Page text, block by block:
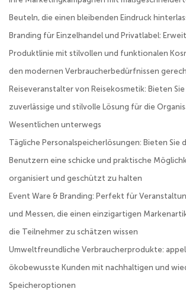
Beuteln, die einen bleibenden Eindruck
Branding für Einzelhandel und Privatlabel:
Produktlinie mit stilvollen und funktionalen
den modernen Verbraucherbedürfnissen
Reiseveranstalter von Reisekosmetik: Bieten
zuverlässige und stilvolle Lösung für die
Wesentlichen unterwegs
Tägliche Personalspeicherlösungen: Bieten Sie
Benutzern eine schicke und praktische
organisiert und geschützt zu halten
Event Ware & Branding: Perfekt für
und Messen, die einen einzigartigen
die Teilnehmer zu schätzen wissen
Umweltfreundliche Verbraucherprodukte:
ökobewusste Kunden mit nachhaltigen und
Speicheroptionen